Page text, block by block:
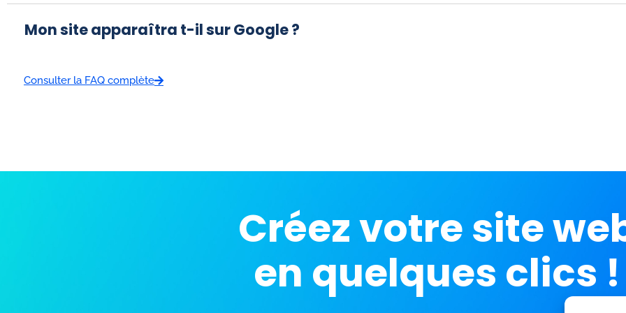
Mon site apparaîtra t-il sur Google ?
Consulter la FAQ complète
Créez votre site
en quelques clics !